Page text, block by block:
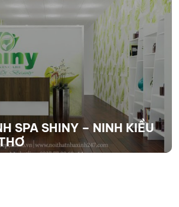
SPA SHINY – NINH KIỀU